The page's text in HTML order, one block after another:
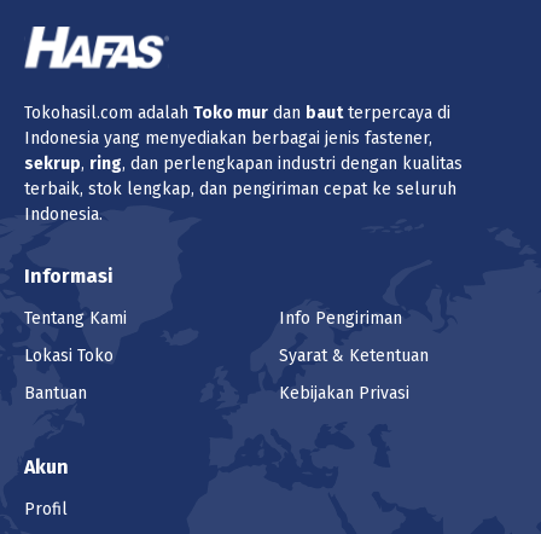
Tokohasil.com adalah Toko mur dan bautterpercaya di
Indonesia yang menyediakan berbagai jenis fastener,
sekrup, ring, dan perlengkapan industri dengan kualitas
terbaik, stok lengkap, dan pengiriman cepat ke seluruh
Indonesia.
Informasi
Tentang Kami
Lokasi Toko
Bantuan
Info Pengiriman
Syarat & Ketentuan
Kebijakan Privasi
Akun
Profil